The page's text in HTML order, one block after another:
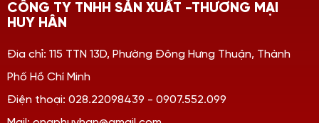
CÔNG TY TNHH SẢN XUẤT -THƯƠNG MẠI
HUY HÂN
Đia chỉ: 115 TTN 13D, Phường Đông Hưng Thuận, Thành
Phố Hồ Chí Minh
Điện thoại: 028.22098439 - 0907.552.099